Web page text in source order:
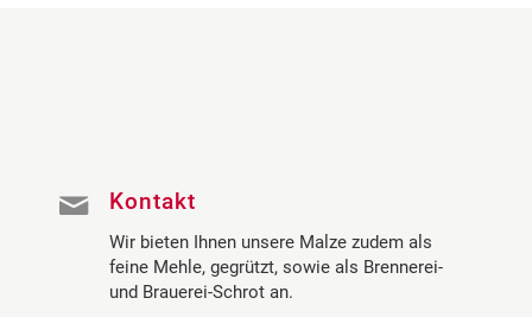
Kontakt
Wir bieten Ihnen unsere Malze zudem als
feine Mehle, gegrützt, sowie als Brennerei-
und Brauerei-Schrot an.